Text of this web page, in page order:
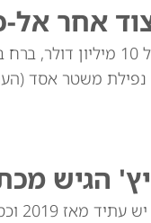
אכרם אל-כעבי, שעליו הוצב
נפילת משטר אסד
הגיש